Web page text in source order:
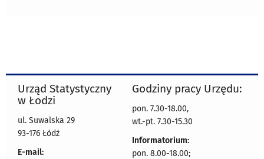
Urząd Statystyczny
w Łodzi
ul. Suwalska 29
93-176 Łódź
E-mail:
Godziny pracy Urzędu:
pon. 7.30-18.00,
wt.-pt. 7.30-15.30
Informatorium:
pon. 8.00-18.00;